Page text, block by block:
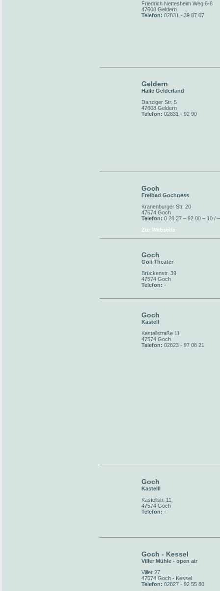
Friedrich Nettesheim Weg 6-8
47608 Geldern
Telefon: 02831 - 39 87 07
Geldern
Halle Gelderland
Danziger Str. 5
47608 Geldern
Telefon: 02831 - 92 90
Goch
Freibad Gochness
Kranenburger Str. 20
47574 Goch
Telefon: 0 28 27 – 92 00 – 10 /
Zur Webseite
Goch
Goli Theater
Brückenstr. 39
47574 Goch
Telefon: -
Goch
Kastell
Kastellstraße 11
47574 Goch
Telefon: 02823 - 97 08 21
Goch
Kastelll
Kastellstr. 11
47574 Goch
Telefon: -
Goch - Kessel
Viller Mühle - open air
Viller 27
47574 Goch - Kessel
Telefon: 02827 - 92 55 80